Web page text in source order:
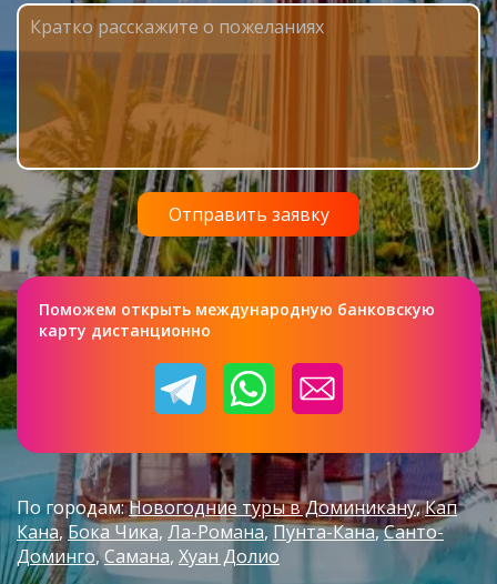
Поможем открыть международную банковскую
карту дистанционно
По городам:Новогодние туры в Доминикану Кап
Кана Бока Чика Ла-Романа Пунта-Кана Санто-
Доминго Самана Хуан Долио